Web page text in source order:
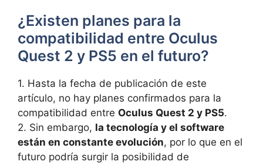
¿Existen ​planes para la
compatibilidad entre⁢ Oculus
Quest 2 y PS5 en ⁣el futuro?
1. Hasta⁤ la fecha de publicación de este
artículo, no ⁢hay planes confirmados para la
⁣compatibilidad‍ entre Oculus Quest 2⁢ y PS5.
2. Sin embargo,‍ la tecnología y el software
están en constante evolución,⁢ por⁤ lo que en‍ el‌
futuro podría surgir la posibilidad de